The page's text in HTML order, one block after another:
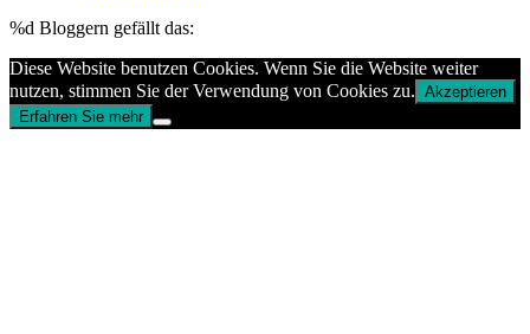
%d Bloggern gefällt das:
Diese Website benutzen Cookies. Wenn Sie die Website weiter
nutzen, stimmen Sie der Verwendung von Cookies zu. Akzeptieren
Erfahren Sie mehr